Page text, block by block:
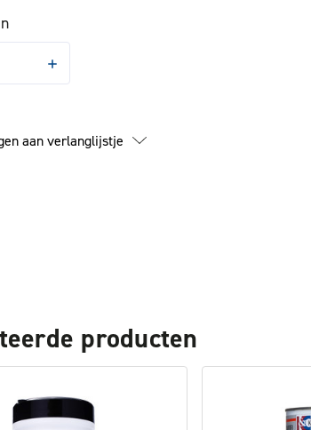
Hoeveelheid
High
Tack
aan verlanglijstje
producten